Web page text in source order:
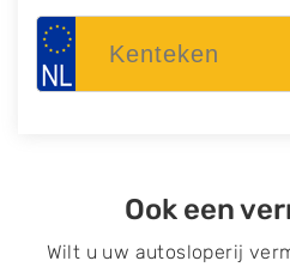
Ook een
Wilt u uw autosloperij